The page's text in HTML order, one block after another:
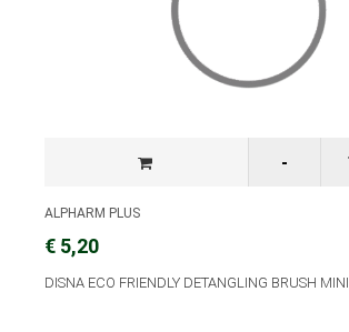
ALPHARM PLUS
€ 5,20
DISNA ECO FRIENDLY DETANGLING BRUSH MINI